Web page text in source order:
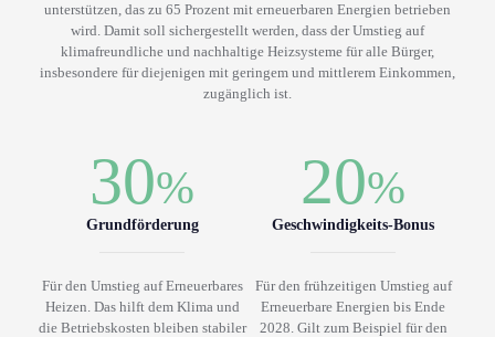
unterstützen, das zu 65 Prozent mit erneuerbaren Energien betrieben
wird. Damit soll sichergestellt werden, dass der Umstieg auf
klimafreundliche und nachhaltige Heizsysteme für alle Bürger,
insbesondere für diejenigen mit geringem und mittlerem Einkommen,
zugänglich ist.
30%
Grundförderung
Für den Umstieg auf Erneuerbares
Heizen. Das hilft dem Klima und
die Betriebskosten bleiben stabiler
20%
Geschwindigkeits-Bonus
Für den frühzeitigen Umstieg auf
Erneuerbare Energien bis Ende
2028. Gilt zum Beispiel für den